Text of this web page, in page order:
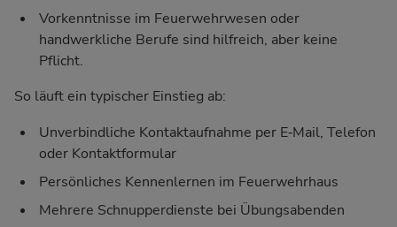
Vorkenntnisse im Feuerwehrwesen oder
handwerkliche Berufe sind hilfreich, aber keine
Pflicht.
So läuft ein typischer Einstieg ab:
Unverbindliche Kontaktaufnahme per E‑Mail, Telefon
oder Kontaktformular
Persönliches Kennenlernen im Feuerwehrhaus
Mehrere Schnupperdienste bei Übungsabenden